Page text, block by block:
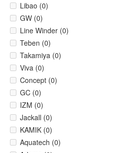
Libao (0)
GW (0)
Line Winder (0)
Teben (0)
Takamiya (0)
Viva (0)
Concept (0)
GC (0)
IZM (0)
Jackall (0)
KAMIK (0)
Aquatech (0)